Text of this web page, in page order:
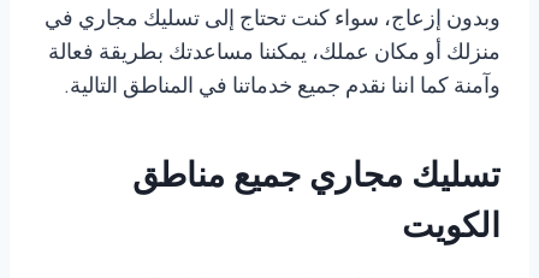
وبدون إزعاج، سواء كنت تحتاج إلى تسليك مجاري في
منزلك أو مكان عملك، يمكننا مساعدتك بطريقة فعالة
وآمنة كما اننا نقدم جميع خدماتنا في المناطق التالية.
تسليك مجاري جميع مناطق
الكويت